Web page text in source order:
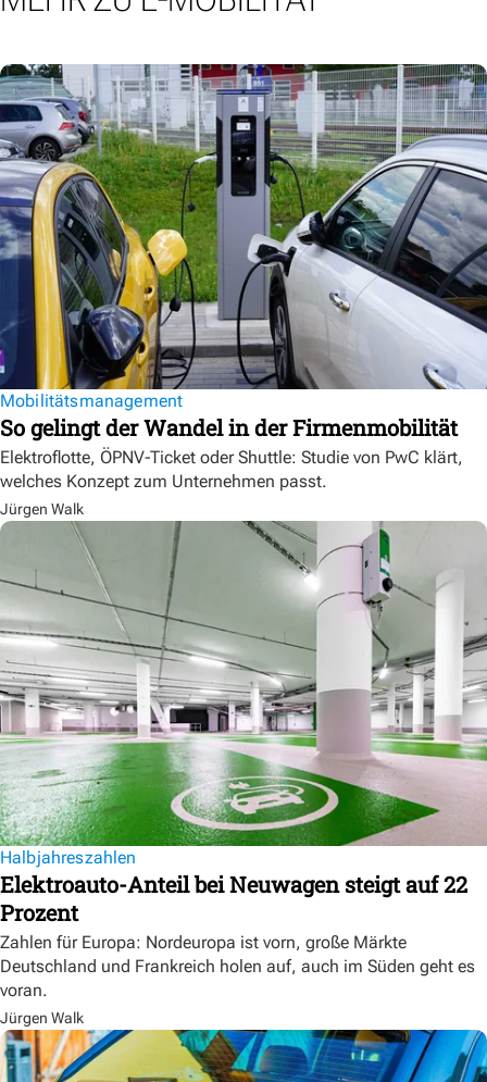
Mobilitätsmanagement
So gelingt der Wandel in der Firmenmobilität
Elektroflotte, ÖPNV-Ticket oder Shuttle: Studie von PwC klärt,
welches Konzept zum Unternehmen passt.
Jürgen Walk
Halbjahreszahlen
Elektroauto-Anteil bei Neuwagen steigt auf 22
Prozent
Zahlen für Europa: Nordeuropa ist vorn, große Märkte
Deutschland und Frankreich holen auf, auch im Süden geht es
voran.
Jürgen Walk